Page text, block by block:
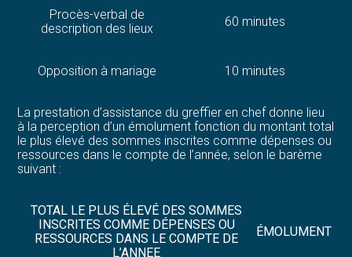
Procès-verbal de
description des lieux
60 minutes
Opposition à mariage 10 minutes
La prestation d’assistance du greffier en chef donne lieu
à la perception d’un émolument fonction du montant total
le plus élevé des sommes inscrites comme dépenses ou
ressources dans le compte de l’année, selon le barème
suivant :
TOTAL LE PLUS ÉLEVÉ DES SOMMES
INSCRITES COMME DÉPENSES OU
RESSOURCES DANS LE COMPTE DE
L’ANNEE
ÉMOLUMENT